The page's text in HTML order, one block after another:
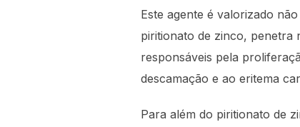
Este agente é valorizado
piritionato de zinco, penetra
responsáveis pela
descamação e ao eritema
Para além do piritionato de